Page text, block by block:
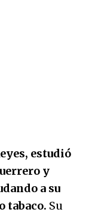
estudió
y
a su
tabaco. Su